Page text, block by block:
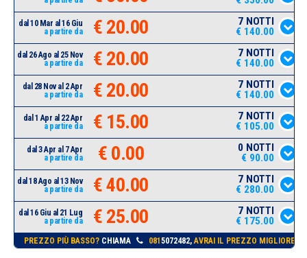
dal 10 Mar al 16 Giu
a partire da
€ 20.00
7 NOTTI
€ 140.00
dal 26 Ago al 25 Nov
a partire da
€ 20.00
7 NOTTI
€ 140.00
dal 28 Nov al 2 Apr
a partire da
€ 20.00
7 NOTTI
€ 140.00
dal 1 Apr al 22 Apr
a partire da
€ 15.00
7 NOTTI
€ 105.00
dal 3 Apr al 7 Apr
a partire da
€ 0.00
0 NOTTI
€ 90.00
dal 18 Ago al 13 Nov
a partire da
€ 40.00
7 NOTTI
€ 280.00
dal 16 Giu al 21 Lug
a partire da
€ 25.00
7 NOTTI
€ 175.00
PREZZO PIÙ BASSO?CHIAMA 0815072482, AVRAI IL PREZZO MIGLIORE!